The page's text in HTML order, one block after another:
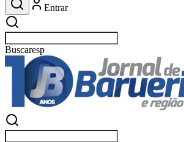
Entrar
Buscarpolí